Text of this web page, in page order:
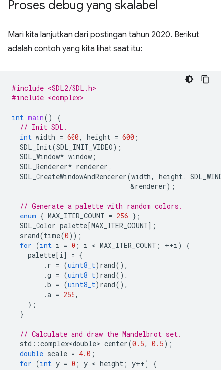
Proses debug yang skalabel
Mari kita lanjutkan dari postingan tahun 2020. Berikut
adalah contoh yang kita lihat saat itu:
#include <SDL2/SDL.h>
#include <complex>
int main()
{
// Init SDL.
int width = 600, height = 600 ;
SDL_Init(SDL_INIT_VIDEO);
SDL_Window* window ;
SDL_Renderer* renderer ;
SDL_CreateWindowAndRenderer(width, height,
&renderer);
// Generate a palette with random colors.
enum { MAX_ITER_COUNT = 256 };
SDL_Color palette[MAX_ITER_COUNT];
srand(time(0));
for (int i = 0 ; i < MAX_ITER_COUNT ; ++i)
{
palette[i] = {
. r = (uint8_t) rand(),
.g = (uint8_t) rand(),
.b = (uint8_t) rand(),
.a = 255,
};
}
// Calculate and draw the Mandelbrot set.
std ::complex<double> center(0.5, 0.5);
double scale = 4.0 ;
for (int y = 0 ; y < height ; y++)
{